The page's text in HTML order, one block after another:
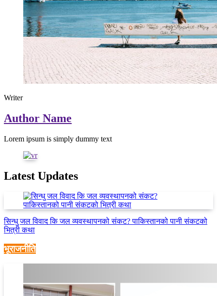
Writer
Author Name
Lorem ipsum is simply dummy text
Latest Updates
सिन्धु जल विवाद कि जल व्यवस्थापनको संकट? पाकिस्तानको पानी संकटको
भित्री कथा
भूराजनीति